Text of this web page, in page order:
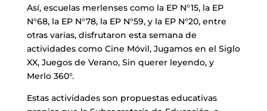
Así, escuelas merlenses como la EP N°15, la EP
N°68, la EP N°78, la EP N°59, y la EP N°20, entre
otras varias, disfrutaron esta semana de
actividades como Cine Móvil, Jugamos en el Siglo
XX, Juegos de Verano, Sin querer leyendo, y
Merlo 360°.
Estas actividades son propuestas educativas